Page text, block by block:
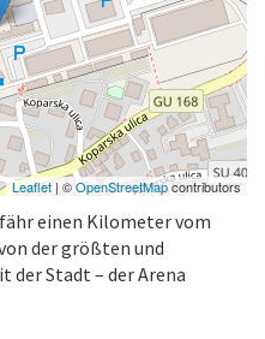
Leaflet| ©OpenStreetMapcontributors
einen Kilometer vom
der größten und
der Stadt – der Arena